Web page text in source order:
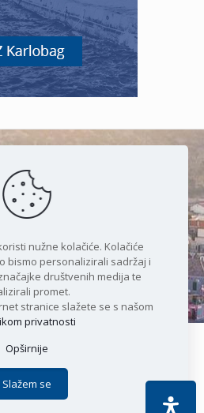
kristalnog mora i
Karlobag | Sva prava pridržana |
privatnosti
Apoc IT
nužne kolačiće. Kolačiće
bismo personalizirali sadržaj i
društvenih medija te
promet.
stranice slažete se s našom
privatnosti
Opširnije
Slažem se